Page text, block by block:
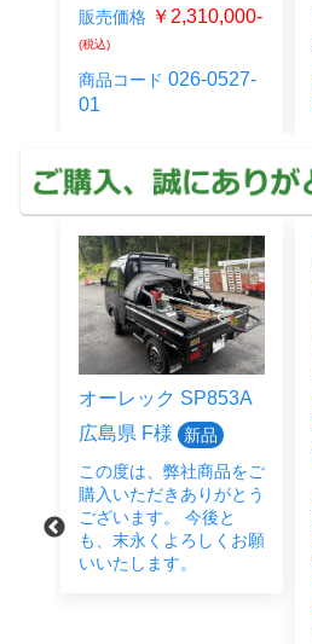
販売価格 ￥2,310,000-
(税込)
商品コード 026-0527-
01
オーレック SP853A
広島県 F様
新品
この度は、弊社商品をご
購入いただきありがとう
ございます。 今後と
も、末永くよろしくお願
いいたします。